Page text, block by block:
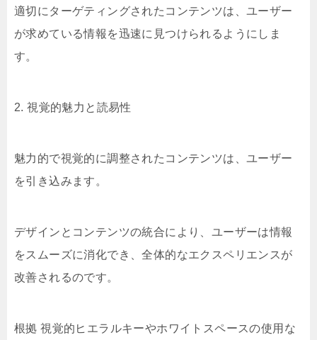
適切にターゲティングされたコンテンツは、ユーザー
が求めている情報を迅速に見つけられるようにしま
す。
2. 視覚的魅力と読易性
魅力的で視覚的に調整されたコンテンツは、ユーザー
を引き込みます。
デザインとコンテンツの統合により、ユーザーは情報
をスムーズに消化でき、全体的なエクスペリエンスが
改善されるのです。
根拠 視覚的ヒエラルキーやホワイトスペースの使用な